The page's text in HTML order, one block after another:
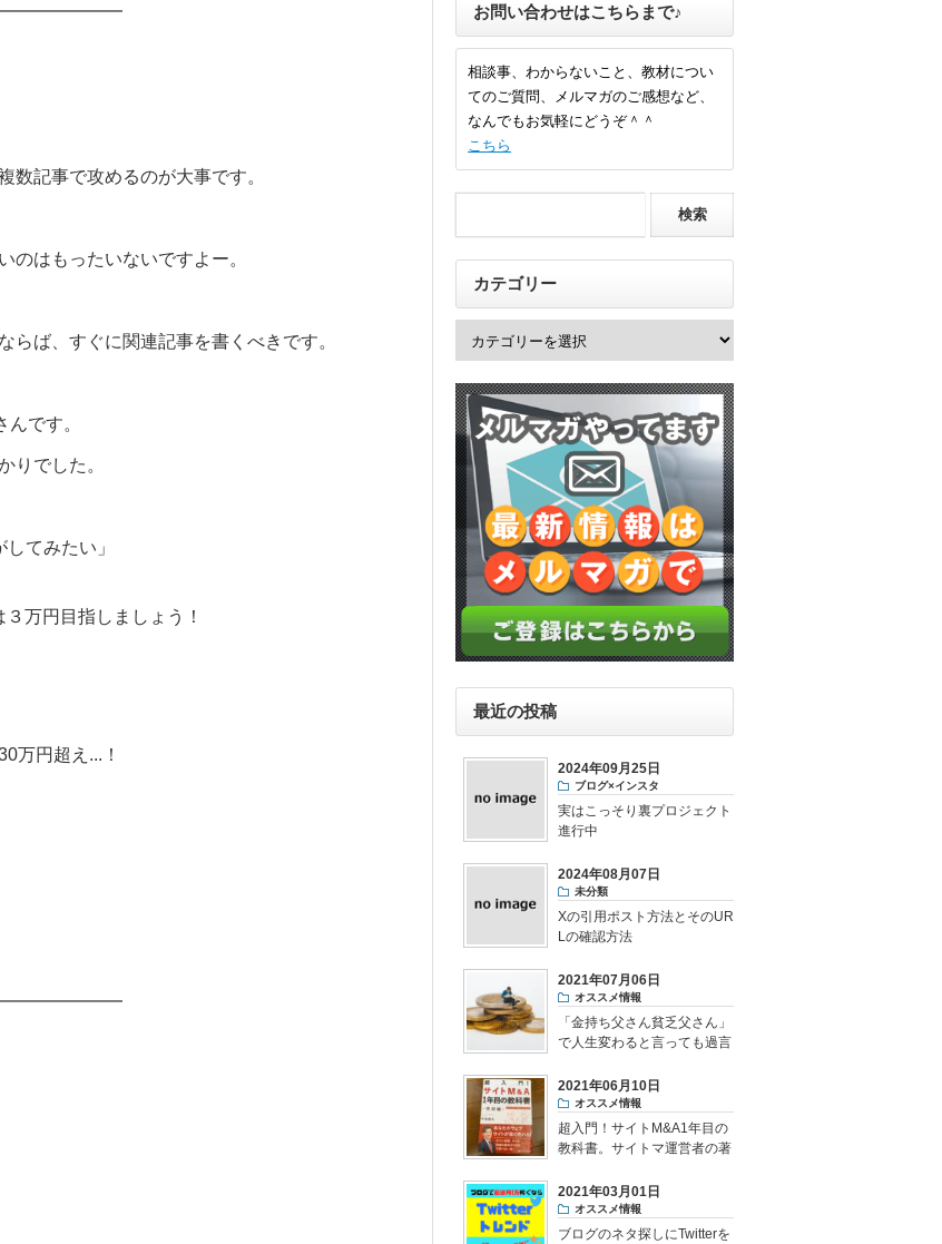
数記事で攻めるのが大事です。
のはもったいないですよー。
らば、すぐに関連記事を書くべきです。
です。
りでした。
てみたい」
万円目指しましょう！
万円超え...！
お問い合わせはこちらまで♪
相談事、わからないこと、教材につい
てのご質問、メルマガのご感想など、
なんでもお気軽にどうぞ＾＾
こちら
カテゴリー
最近の投稿
2024年09月25日
ブログ×インスタ
実はこっそり裏プロジェクト
進行中
2024年08月07日
未分類
Xの引用ポスト方法とそのUR
Lの確認方法
2021年07月06日
オススメ情報
「金持ち父さん貧乏父さん」
で人生変わると言っても過言
2021年06月10日
オススメ情報
超入門！サイトM&A1年目の
教科書。サイトマ運営者の著
2021年03月01日
オススメ情報
ブログのネタ探しにTwitterを